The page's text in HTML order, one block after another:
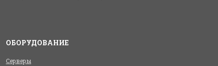
ОБОРУДОВАНИЕ
Серверы